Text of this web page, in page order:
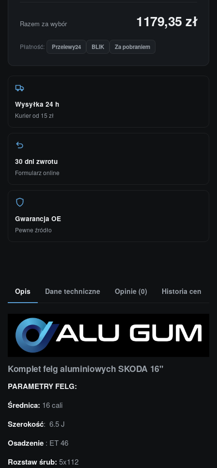
Razem za wybór 1179,35 zł
Płatność: Przelewy24 BLIK Za pobraniem
Wysyłka 24 h
Kurier od 15 zł
30 dni zwrotu
Formularz online
Gwarancja OE
Pewne źródło
Opis Dane techniczne Opinie (0) Historia cen
Komplet felg aluminiowych SKODA 16"
PARAMETRY FELG:
Średnica: 16 cali
Szerokość: 6.5 J
Osadzenie : ET 46
Rozstaw śrub: 5x112